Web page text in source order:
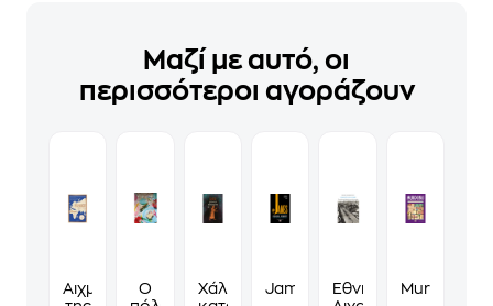
Μαζί με αυτό, οι
περισσότεροι αγοράζουν
Αιχμάλωτοι
Ο
Χάλκινα
James
Εθνικός
Murdoku